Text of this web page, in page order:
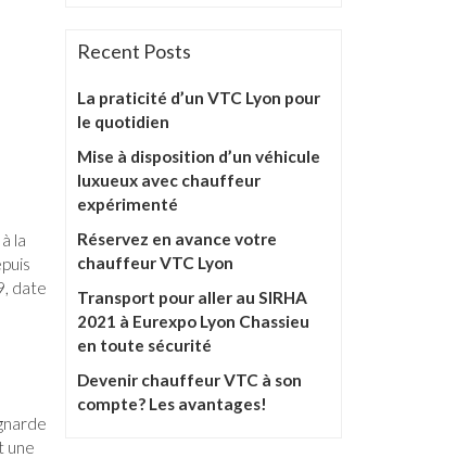
la
date
une
Recent Posts
La praticité d’un VTC Lyon pour
le quotidien
Mise à disposition d’un véhicule
luxueux avec chauffeur
expérimenté
Réservez en avance votre
chauffeur VTC Lyon
Transport pour aller au SIRHA
2021 à Eurexpo Lyon Chassieu
en toute sécurité
Devenir chauffeur VTC à son
compte? Les avantages!